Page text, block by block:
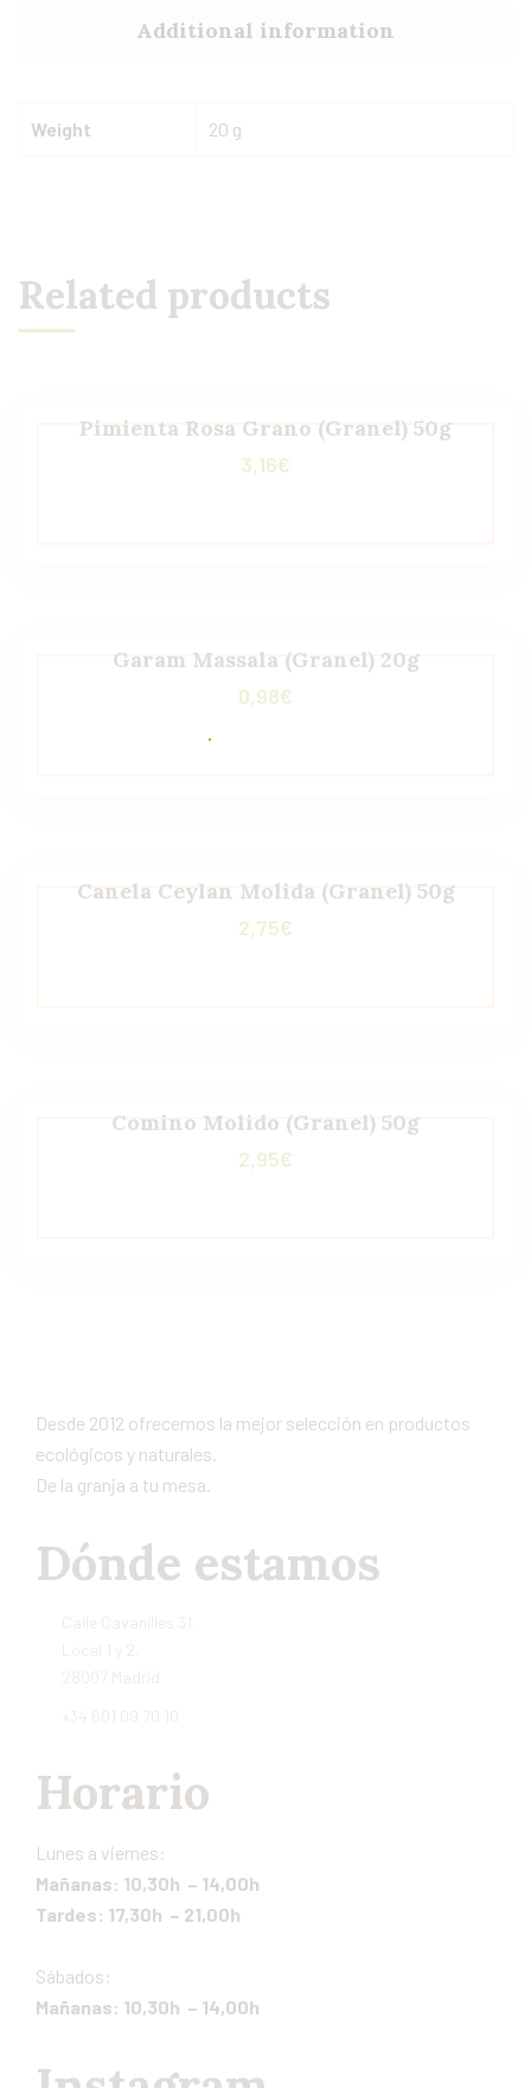
Additional information
Weight 20 g
Related products
Pimienta Rosa Grano (Granel) 50g
3,16€
Garam Massala (Granel) 20g
0,98€
Canela Ceylan Molida (Granel) 50g
2,75€
Comino Molido (Granel) 50g
2,95€
Desde 2012 ofrecemos la mejor selección en productos
ecológicos y naturales.
De la granja a tu mesa.
Dónde estamos
Horario
Lunes a viernes:
Mañanas: 10,30h – 14,00h
Tardes: 17,30h – 21,00h
Sábados:
Mañanas: 10,30h – 14,00h